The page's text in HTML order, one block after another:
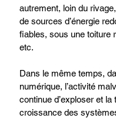
autrement, loin du
de sources d’énergie
fiables, sous une toiture
etc.
Dans le même temps,
numérique, l’activité
continue d’exploser et la
croissance des